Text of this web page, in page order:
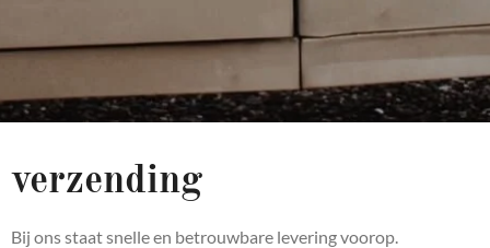
verzending
Bij ons staat snelle en betrouwbare levering voorop.